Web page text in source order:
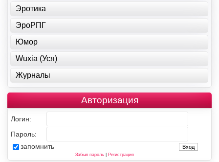
Эротика
ЭроРПГ
Юмор
Wuxia (Уся)
Журналы
Авторизация
Логин:
Пароль:
запомнить
Забыл пароль| Регистрация